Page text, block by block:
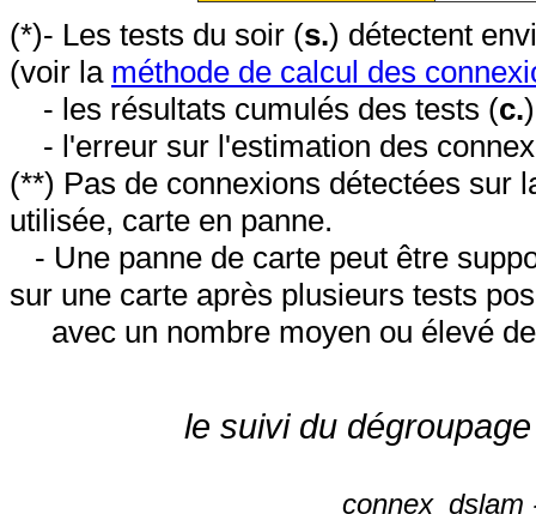
(*)- Les tests du soir (s.) détectent
(voir la méthode de calcul des
- les résultats cumulés des tests (c.
- l'erreur sur l'estimation des
(**) Pas de connexions détectées sur
utilisée, carte en panne.
- Une panne de carte peut être
sur une carte après plusieurs tests
avec un nombre moyen ou élevé
le suivi du
connex_dslam